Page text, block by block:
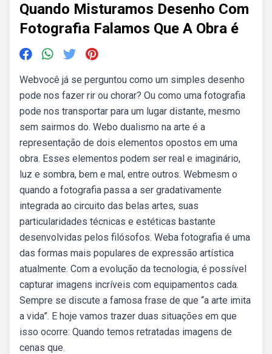
Quando Misturamos Desenho Com
Fotografia Falamos Que A Obra é
Webvocê já se perguntou como um simples desenho
pode nos fazer rir ou chorar? Ou como uma fotografia
pode nos transportar para um lugar distante, mesmo
sem sairmos do. Webo dualismo na arte é a
representação de dois elementos opostos em uma
obra. Esses elementos podem ser real e imaginário,
luz e sombra, bem e mal, entre outros. Webmesm o
quando a fotografia passa a ser gradativamente
integrada ao circuito das belas artes, suas
particularidades técnicas e estéticas bastante
desenvolvidas pelos filósofos. Weba fotografia é uma
das formas mais populares de expressão artística
atualmente. Com a evolução da tecnologia, é possível
capturar imagens incríveis com equipamentos cada.
Sempre se discute a famosa frase de que “a arte imita
a vida”. E hoje vamos trazer duas situações em que
isso ocorre: Quando temos retratadas imagens de
cenas que.